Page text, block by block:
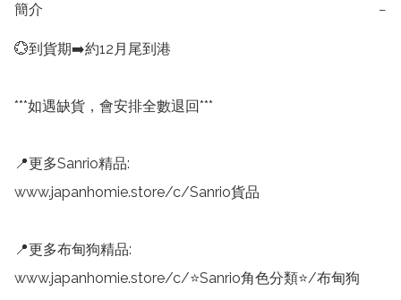
簡介 −
💮到貨期➡️約12月尾到港
***如遇缺貨，會安排全數退回***
📍更多Sanrio精品:
www.japanhomie.store/c/Sanrio貨品
📍更多布甸狗精品:
www.japanhomie.store/c/⭐Sanrio角色分類⭐/布甸狗